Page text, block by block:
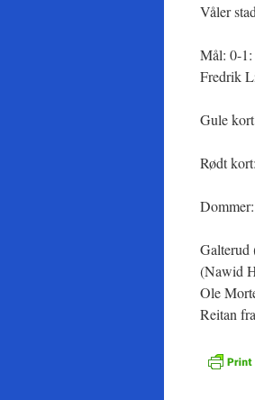
Våler
Mål: 0-1:
Fredrik
Gule
Rødt
Galterud
(Nawid
Ole
Reitan